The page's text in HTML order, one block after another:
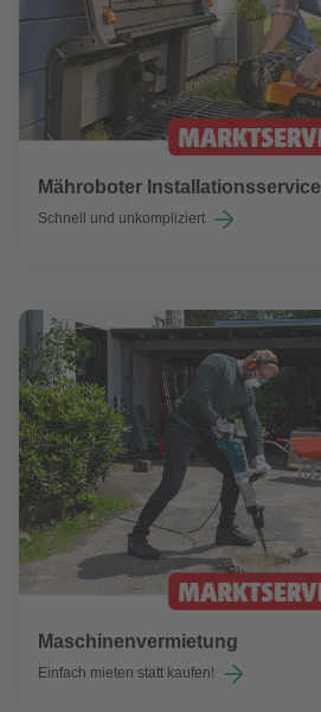
Mähroboter Installationsservice
Schnell und unkompliziert
Maschinenvermietung
Einfach mieten statt kaufen!